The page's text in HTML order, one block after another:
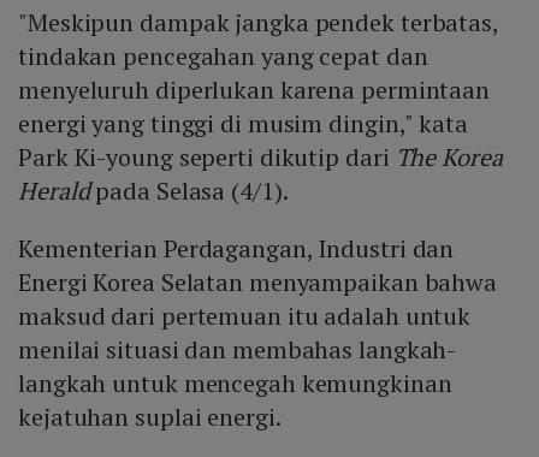
"Meskipun dampak jangka pendek terbatas,
tindakan pencegahan yang cepat dan
menyeluruh diperlukan karena permintaan
energi yang tinggi di musim dingin," kata
Park Ki-young seperti dikutip dari The Korea
Heraldpada Selasa (4/1).
Kementerian Perdagangan, Industri dan
Energi Korea Selatan menyampaikan bahwa
maksud dari pertemuan itu adalah untuk
menilai situasi dan membahas langkah-
langkah untuk mencegah kemungkinan
kejatuhan suplai energi.